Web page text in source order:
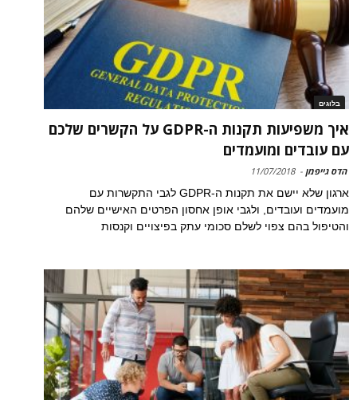
בלוגים
איך משפיעות תקנות ה-GDPR על הקשרים שלכם
עם עובדים ומועמדים
הדס גייפמן -
11/07/2018
ארגון שלא יישם את תקנות ה-GDPR לגבי התקשרות עם
מועמדים ועובדים, ולגבי אופן אחסון הפרטים האישיים שלהם
והטיפול בהם צפוי לשלם סכומי עתק בפיצויים וקנסות